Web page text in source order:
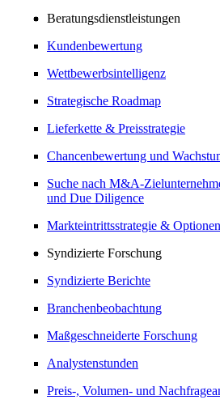
Beratungsdienstleistungen
Kundenbewertung
Wettbewerbsintelligenz
Strategische Roadmap
Lieferkette & Preisstrategie
Chancenbewertung und
Suche nach M&A-
und Due Diligence
Markteintrittsstrategie & Optionen
Syndizierte Forschung
Syndizierte Berichte
Branchenbeobachtung
Maßgeschneiderte Forschung
Analystenstunden
Preis-, Volumen- und